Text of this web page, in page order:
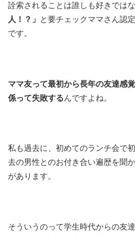
詮索されることは誰しも好きではな
人！？」
と要チェックママさん認
です。
ママ友って最初から長年の友達感
係って失敗するんですよね。
私も過去に、初めてのランチ会で
去の男性とのお付き合い遍歴を聞
があります。
そういうのって学生時代からの友